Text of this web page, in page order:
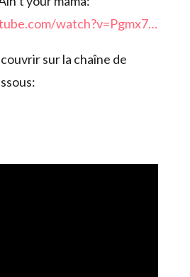
watch?v=Pgmx7…
sur la chaîne de